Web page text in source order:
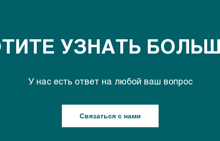
УЗНАТЬ
У нас есть ответ на любой ваш вопрос
Связаться с нами